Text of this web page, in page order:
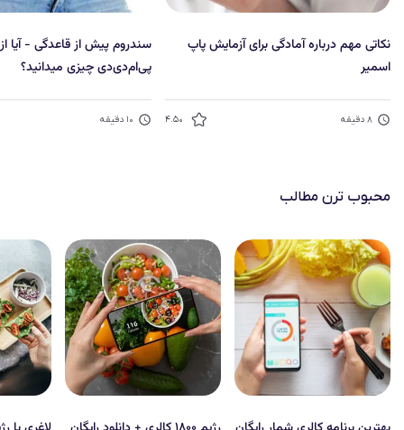
نکاتی مهم درباره آمادگی برای آزمایش پاپ
اسمیر
۸ دقیقه ۴.۵۰
سندروم پیش از قاعدگی - آیا
پی‌ام‌دی‌دی چیزی میدانید؟
۱۰ دقیقه
محبوب‌ ترن مطالب